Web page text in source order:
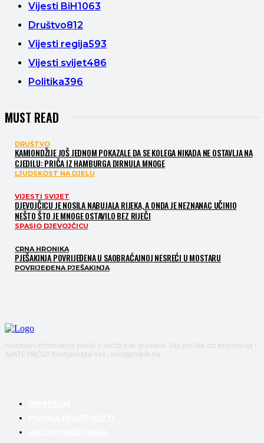
Vijesti BiH1063
Društvo812
Vijesti regija593
Vijesti svijet486
Politika396
MUST READ
DRUŠTVO
KAMIONDŽIJE JOŠ JEDNOM POKAZALE DA SE KOLEGA NIKADA NE OSTAVLJA NA
CJEDILU: PRIČA IZ HAMBURGA DIRNULA MNOGE
LJUDSKOST NA DJELU
VIJESTI SVIJET
DJEVOJČICU JE NOSILA NABUJALA RIJEKA, A ONDA JE NEZNANAC UČINIO
NEŠTO ŠTO JE MNOGE OSTAVILO BEZ RIJEČI
SPASIO DJEVOJČICU
CRNA HRONIKA
PJEŠAKINJA POVRIJEĐENA U SAOBRAĆAJNOJ NESREĆI U MOSTARU
POVRIJEĐENA PJEŠAKINJA
Nezavisni informativni portal u službi svih građana. Vaš prvi klik do informacija !
IMATE PRIČU? Kontaktirajte nas : info@prviklik.ba